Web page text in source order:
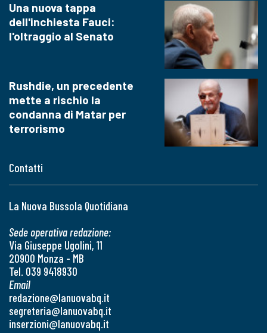
Contatti
La Nuova Bussola Quotidiana
Sede operativa redazione:
Via Giuseppe Ugolini, 11
20900 Monza - MB
Tel. 039 9418930
Email
redazione@lanuovabq.it
segreteria@lanuovabq.it
inserzioni@lanuovabq.it
Una nuova tappa
dell'inchiesta Fauci:
l'oltraggio al Senato
Rushdie, un precedente
mette a rischio la
condanna di Matar per
terrorismo